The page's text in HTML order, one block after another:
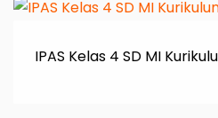
IPAS Kelas 4 SD MI